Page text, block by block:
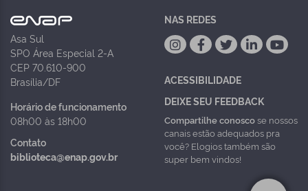
Asa Sul
SPO Área Especial 2-A
CEP 70.610-900
Brasília/DF
Horário de funcionamento
08h00 às 18h00
Contato
biblioteca@enap.gov.br
NAS REDES
ACESSIBILIDADE
DEIXE SEU FEEDBACK
Compartilhe conoscose nossos
canais estão adequados pra
você? Elogios também são
super bem vindos!